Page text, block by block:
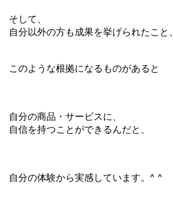
そして、
自分以外の方も成果を挙げられたこと、
このような根拠になるものがあると
自分の商品・サービスに、
自信を持つことができるんだと、
自分の体験から実感しています。^ ^